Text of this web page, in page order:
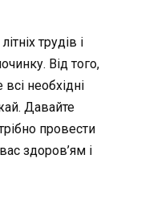
трудів і
Від того,
необхідні
Давайте
провести
здоров’ям і